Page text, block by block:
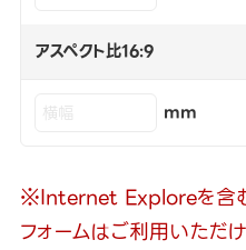
アスペクト比16:9
mm
※Internet Exploreを含
フォームはご利用いただけ